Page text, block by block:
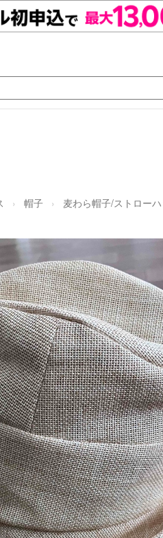
帽子 麦わら帽子/ストローハ